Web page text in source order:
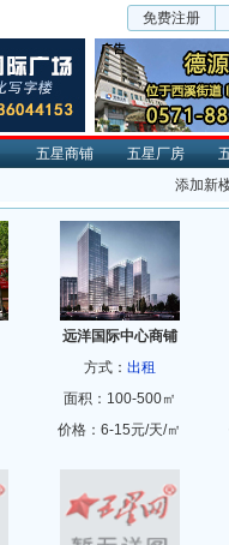
免费注册
五星商铺 五星厂房
添加新
远洋国际中心商铺
方式： 出租
面积：100-500㎡
价格：6-15元/天/㎡